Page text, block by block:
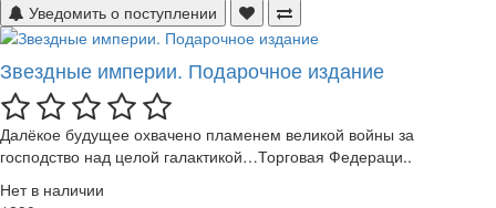
Уведомить о поступлении
Звездные империи. Подарочное издание
Далёкое будущее охвачено пламенем великой войны за
господство над целой галактикой…Торговая Федераци..
Нет в наличии